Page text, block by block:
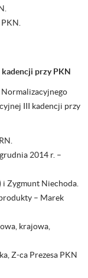
przy PKN
III kadencji przy
2014 r. –
i Zygmunt Niechoda.
– Marek
krajowa,
Z-ca Prezesa PKN